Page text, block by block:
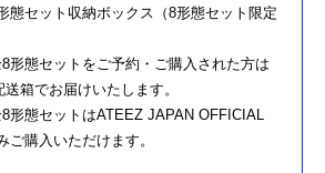
態セット収納ボックス（8形態セット限定
形態セットをご予約・ご購入された方は
箱でお届けいたします。
形態セットはATEEZ JAPAN OFFICIAL
ご購入いただけます。